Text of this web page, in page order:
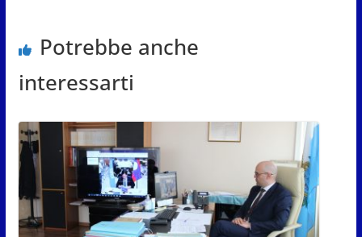
Potrebbe anche
interessarti